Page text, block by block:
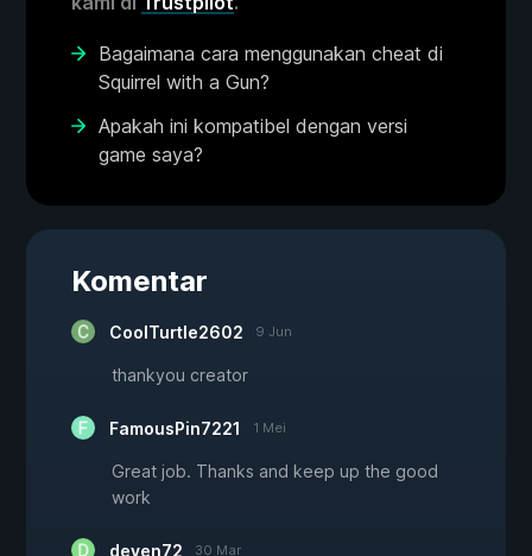
Bagaimana cara menggunakan cheat di
Squirrel with a Gun?
Apakah ini kompatibel dengan versi
game saya?
Komentar
CoolTurtle2602 9 Jun
thankyou creator
FamousPin7221 1 Mei
Great job. Thanks and keep up the good
work
deven72 30 Mar